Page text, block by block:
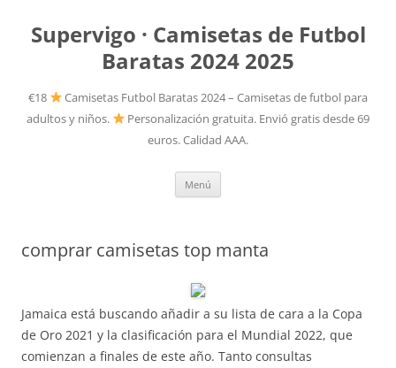
Supervigo · Camisetas de Futbol
Baratas 2024 2025
€18
Camisetas Futbol Baratas 2024 – Camisetas de futbol para
adultos y niños.
Personalización gratuita. Envió gratis desde 69
euros. Calidad AAA.
Menú
comprar camisetas top manta
Jamaica está buscando añadir a su lista de cara a la Copa
de Oro 2021 y la clasificación para el Mundial 2022, que
comienzan a finales de este año. Tanto consultas